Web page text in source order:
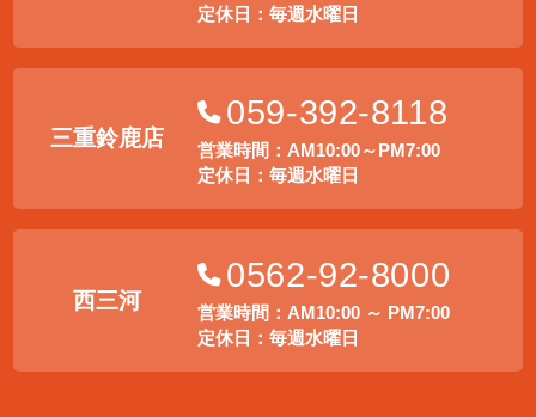
定休日：毎週水曜日
三重鈴鹿店
059-392-8118
営業時間：AM10:00～PM7:00
定休日：毎週水曜日
西三河
0562-92-8000
営業時間：AM10:00 ～ PM7:00
定休日：毎週水曜日